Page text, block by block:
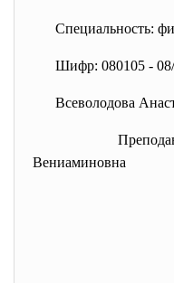
Специальность:
Шифр: 080105 -
Всеволодова
Вениаминовна